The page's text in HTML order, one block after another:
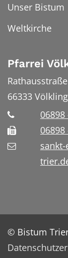
Unser Bistum
Weltkirche
Pfarrei
66333
06898
06898
© Bistum